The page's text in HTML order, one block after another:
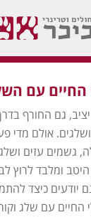
החיים עם
יציב, גם החורף
אולם מדי
גשמים עזים
ומלבד לרוץ
יודעים כיצד
החיים עם שלג